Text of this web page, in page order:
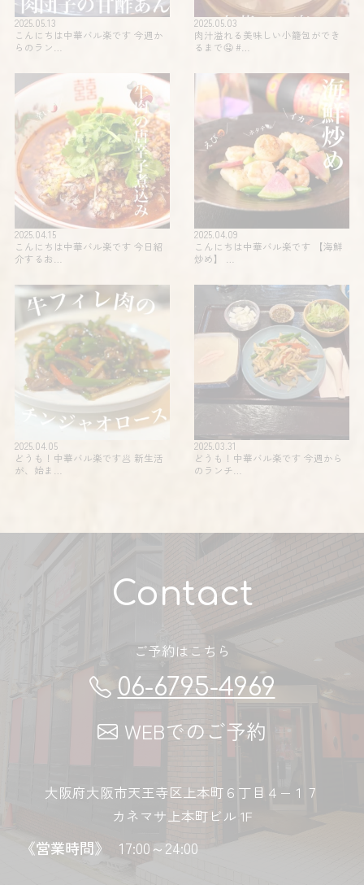
2025.05.13
こんにちは中華バル楽です 今週か
らのラン…
2025.05.03
肉汁溢れる美味しい小籠包ができ
るまで🤤 #…
2025.04.15
こんにちは中華バル楽です 今日紹
介するお…
2025.04.09
こんにちは中華バル楽です 【海鮮
炒め】 …
2025.04.05
どうも！中華バル楽です🥟 新生活
が、始ま…
2025.03.31
どうも！中華バル楽です 今週から
のランチ…
Contact
ご予約はこちら
06-6795-4969
WEBでのご予約
大阪府大阪市天王寺区上本町６丁目４−１７
カネマサ上本町ビル 1F
《営業時間》 17:00～24:00